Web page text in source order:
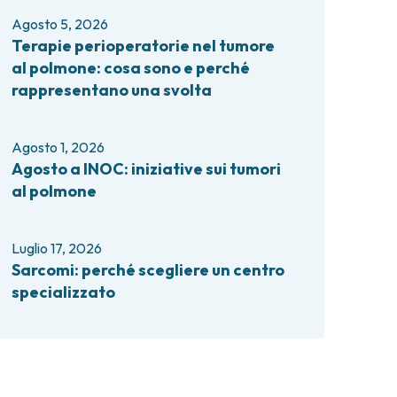
ossei
Agosto 5, 2026
Terapie perioperatorie nel tumore
al polmone: cosa sono e perché
rappresentano una svolta
Agosto 1, 2026
Agosto a INOC: iniziative sui tumori
al polmone
Luglio 17, 2026
Sarcomi: perché scegliere un centro
specializzato